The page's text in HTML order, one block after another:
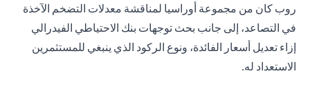
روب كان من مجموعة أوراسيا لمناقشة معدلات التضخم الآخذة
في التصاعد، إلى جانب بحث توجهات بنك الاحتياطي الفيدرالي
إزاء تعديل أسعار الفائدة، ونوع الركود الذي ينبغي للمستثمرين
الاستعداد له.